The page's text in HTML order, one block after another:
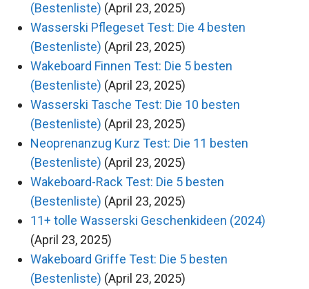
(Bestenliste) (April 23, 2025)
Wasserski Pflegeset Test: Die 4 besten
(Bestenliste) (April 23, 2025)
Wakeboard Finnen Test: Die 5 besten
(Bestenliste) (April 23, 2025)
Wasserski Tasche Test: Die 10 besten
(Bestenliste) (April 23, 2025)
Neoprenanzug Kurz Test: Die 11 besten
(Bestenliste) (April 23, 2025)
Wakeboard-Rack Test: Die 5 besten
(Bestenliste) (April 23, 2025)
11+ tolle Wasserski Geschenkideen (2024)
(April 23, 2025)
Wakeboard Griffe Test: Die 5 besten
(Bestenliste) (April 23, 2025)